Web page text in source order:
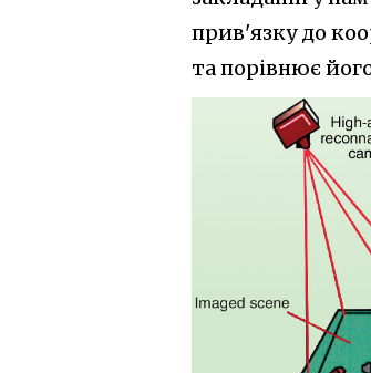
прив'язку до
та порівнює